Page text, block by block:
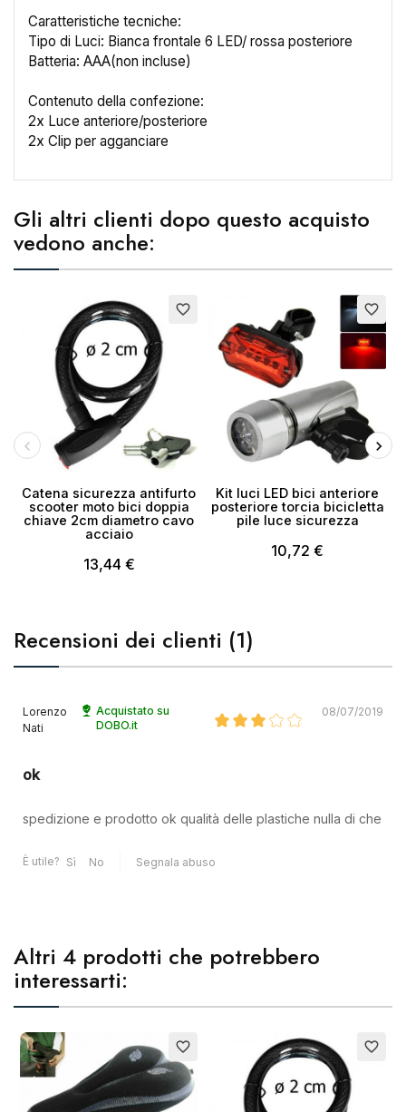
Caratteristiche tecniche:
Tipo di Luci: Bianca frontale 6 LED/ rossa posteriore
Batteria: AAA(non incluse)
Contenuto della confezione:
2x Luce anteriore/posteriore
2x Clip per agganciare
Gli altri clienti dopo questo acquisto
vedono anche:
favorite_border
Catena sicurezza antifurto
scooter moto bici doppia
chiave 2cm diametro cavo
acciaio
13,44 €
favorite_border
Kit luci LED bici anteriore
posteriore torcia bicicletta
pile luce sicurezza
10,72 €
Recensioni dei clienti (1)
Lorenzo
Nati
Acquistato su
DOBO.it
08/07/2019
ok
spedizione e prodotto ok qualità delle plastiche nulla di che
È utile? Sì No Segnala abuso
Altri 4 prodotti che potrebbero
interessarti:
favorite_border favorite_border
Crea lista dei desideri ×
Nome lista dei desideri
Annulla Crea lista dei desideri